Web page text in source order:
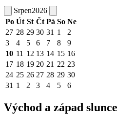
Srpen2026
Po Út St Čt Pá So Ne
27 28 29 30 31 1
2
3
4 5 6 7 8
9
10 11 12 13 14 15 16
17 18 19 20 21 22 23
24 25 26 27 28 29 30
31 1 2 3 4 5 6
Východ a západ slunce